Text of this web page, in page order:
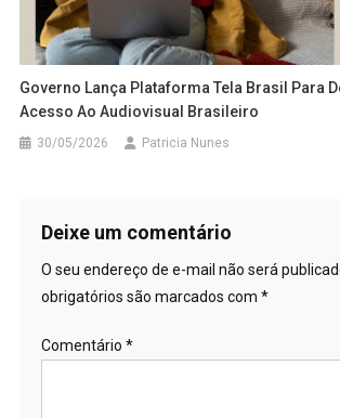
Governo Lança Plataforma Tela Brasil Para
Acesso Ao Audiovisual Brasileiro
30/05/2026 Patricia Nunes
Deixe um comentário
O seu endereço de e-mail não será
obrigatórios são marcados com *
Comentário *